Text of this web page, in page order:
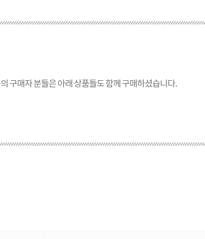
구매자 분들은 아래 상품들도 함께 구매하셨습니다.